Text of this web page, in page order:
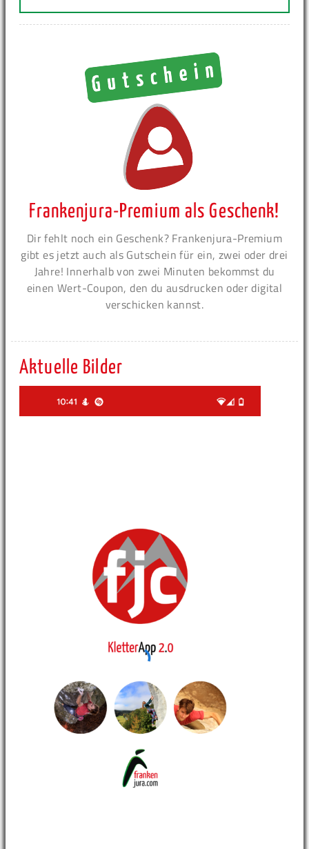
Frankenjura-Premium als Geschenk!
Dir fehlt noch ein Geschenk? Frankenjura-Premium
gibt es jetzt auch als Gutschein für ein, zwei oder drei
Jahre! Innerhalb von zwei Minuten bekommst du
einen Wert-Coupon, den du ausdrucken oder digital
verschicken kannst.
Aktuelle Bilder